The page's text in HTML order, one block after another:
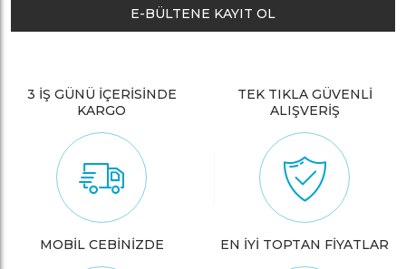
E-BÜLTENE KAYIT OL
3 İŞ GÜNÜ İÇERİSİNDE
KARGO
TEK TIKLA GÜVENLİ
ALIŞVERİŞ
MOBİL CEBİNİZDE EN İYİ TOPTAN FİYATLAR